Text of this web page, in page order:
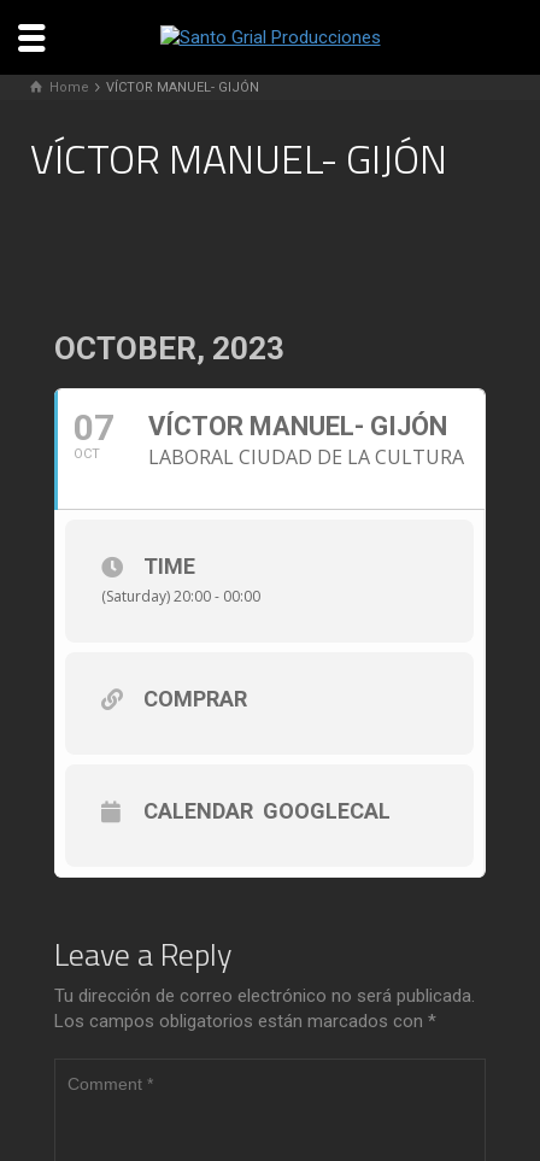
Home VÍCTOR MANUEL- GIJÓN
VÍCTOR MANUEL- GIJÓN
OCTOBER, 2023
07
OCT
VÍCTOR MANUEL- GIJÓN
LABORAL CIUDAD DE LA CULTURA
TIME
(Saturday) 20:00 - 00:00
COMPRAR
CALENDAR GOOGLECAL
Leave a Reply
Tu dirección de correo electrónico no será publicada.
Los campos obligatorios están marcados con *